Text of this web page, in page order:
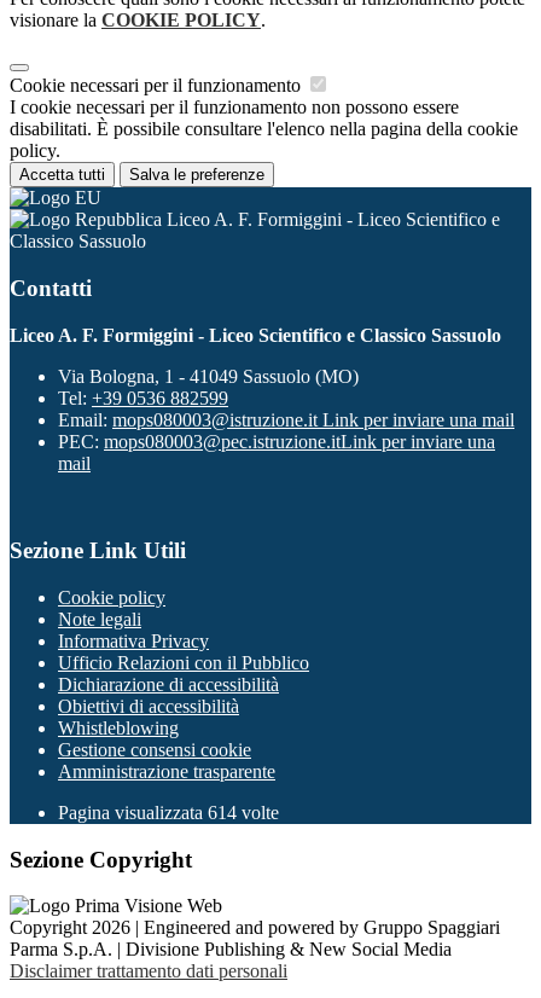
visionare la COOKIE POLICY.
Cookie necessari per il funzionamento
I cookie necessari per il funzionamento non possono essere
disabilitati. È possibile consultare l'elenco nella pagina della cookie
policy.
Accetta tutti Salva le preferenze
Liceo A. F. Formiggini - Liceo Scientifico e
Classico Sassuolo
Contatti
Liceo A. F. Formiggini - Liceo Scientifico e Classico Sassuolo
Via Bologna, 1 - 41049 Sassuolo (MO)
Tel: +39 0536 882599
Email: mops080003@istruzione.it Link per inviare una mail
PEC: mops080003@pec.istruzione.itLink per inviare una
mail
Sezione Link Utili
Cookie policy
Note legali
Informativa Privacy
Ufficio Relazioni con il Pubblico
Dichiarazione di accessibilità
Obiettivi di accessibilità
Whistleblowing
Gestione consensi cookie
Amministrazione trasparente
Pagina visualizzata 614 volte
Sezione Copyright
Copyright 2026 | Engineered and powered by Gruppo Spaggiari
Parma S.p.A. | Divisione Publishing & New Social Media
Disclaimer trattamento dati personali